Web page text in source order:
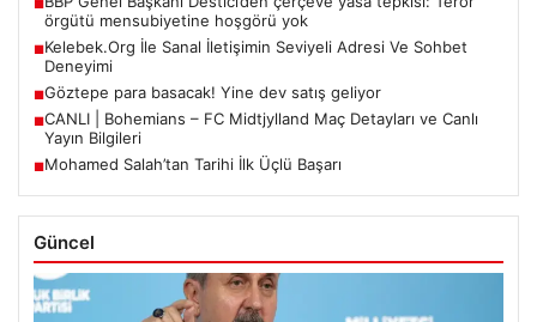
■
örgütü mensubiyetine hoşgörü yok
■Kelebek.Org İle Sanal İletişimin Seviyeli Adresi Ve Sohbet
Deneyimi
■Göztepe para basacak! Yine dev satış geliyor
■CANLI | Bohemians – FC Midtjylland Maç Detayları ve Canlı
Yayın Bilgileri
■Mohamed Salah’tan Tarihi İlk Üçlü Başarı
Güncel